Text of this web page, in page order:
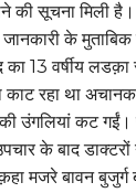
की सूचना मिली
जानकारी के
का 13 वर्षीय
काट रहा था
की उंगलियां कट
के बाद
मजरे बावन